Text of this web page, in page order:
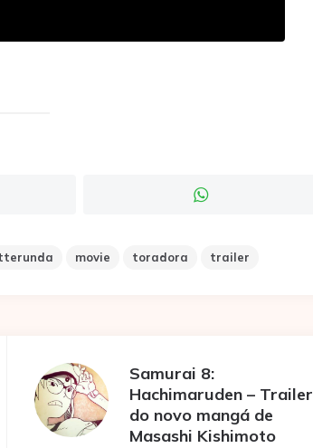
movie toradora trailer
Samurai 8:
Hachimaruden – Trailer
do novo mangá de
Masashi Kishimoto